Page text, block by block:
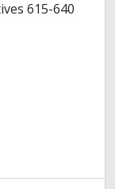
615-640